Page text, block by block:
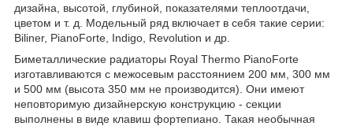
дизайна, высотой, глубиной, показателями теплоотдачи,
цветом и т. д. Модельный ряд включает в себя такие серии:
Biliner, PianoForte, Indigo, Revolution и др.
Биметаллические радиаторы Royal Thermo PianoForte
изготавливаются с межосевым расстоянием 200 мм, 300 мм
и 500 мм (высота 350 мм не производится). Они имеют
неповторимую дизайнерскую конструкцию - секции
выполнены в виде клавиш фортепиано. Такая необычная